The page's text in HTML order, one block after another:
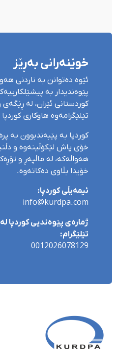
خوێنەرانی بەڕێز
ئێوە دەتوانن بە ناردنی
پێوەندیدار بە
کوردستانی ئێران، لە
تێلێگرامەوە هاوکاری
کوردپا بە پێبەندبوون بە
خۆی پاش لێکۆڵینەوە و
هەواڵەکە، لە ماڵپەڕ و
خۆیدا بڵاوی دەکاتەوە.
ئیمەیڵی کوردپا:
info@kurdpa.com
ژمارەی پێوەندیی کوردپا
تێلێگرام:
0012026078129